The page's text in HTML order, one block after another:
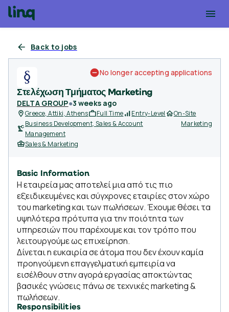
Back to jobs
Στελέχωση Τμήματος Marketing
DELTA GROUP●3 weeks ago
No longer accepting applications
Greece, Attiki, Athens Full Time Entry-Level
On-Site
Business Development, Sales & Account
Management
Marketing
Sales & Marketing
Basic Information
Η εταιρεία μας αποτελεί μια από τις πιο
εξειδικευμένες και σύγχρονες εταιρίες στον χώρο
του marketing και των πωλήσεων. Έχουμε θέσει τα
υψηλότερα πρότυπα για την ποιότητα των
υπηρεσιών που παρέχουμε και τον τρόπο που
λειτουργούμε ως επιχείρηση.
Δίνεται η ευκαιρία σε άτομα που δεν έχουν καμία
προηγούμενη επαγγελματική εμπειρία να
εισέλθουν στην αγορά εργασίας αποκτώντας
βασικές γνώσεις πάνω σε τεχνικές marketing &
πωλήσεων.
Responsibilities